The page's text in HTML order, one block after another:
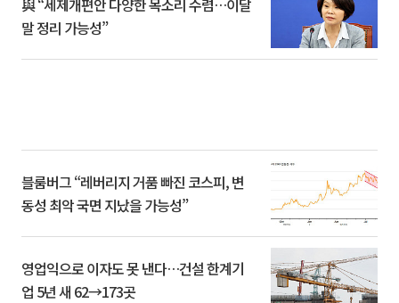
말 정리 가능성”
블룸버그 “레버리지 거품 빠진 코스피, 변
동성 최악 국면 지났을 가능성”
영업익으로 이자도 못 낸다…건설 한계기
업 5년 새 62→173곳